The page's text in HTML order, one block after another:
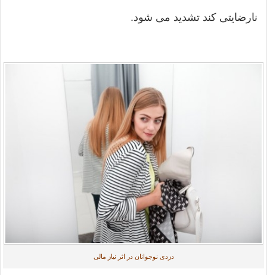
نارضایتی کند تشدید می شود.
دزدی نوجوانان در اثر نیاز مالی